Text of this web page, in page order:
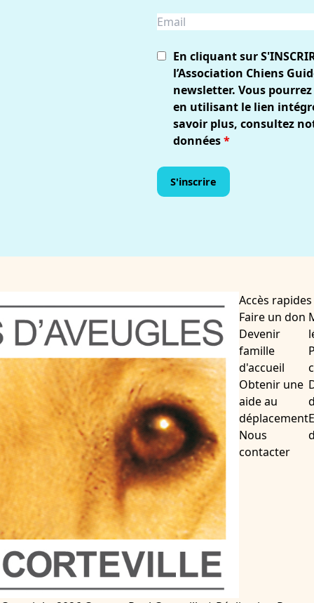
En cliquant sur
l’Association Chiens
newsletter. Vous
en utilisant le lien
savoir plus, consultez
données*
Accès rapides
Faire un don
Devenir
famille
d'accueil
Obtenir une
aide au
déplacement
Nous
contacter